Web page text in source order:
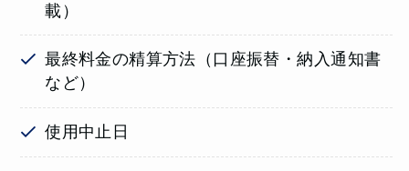
載）
最終料金の精算方法（口座振替・納入通知書
など）
使用中止日